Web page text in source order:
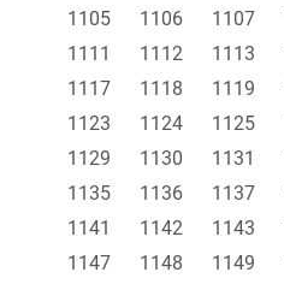
1105
1106 1107
1111
1112 1113
1117
1118 1119
1123
1124 1125
1129
1130 1131
1135
1136 1137
1141
1142 1143
1147
1148 1149